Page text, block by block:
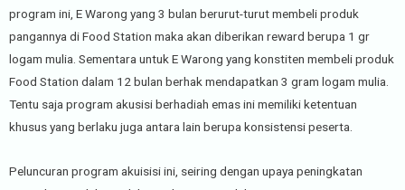
program ini, E Warong yang 3 bulan berurut-turut membeli produk
pangannya di Food Station maka akan diberikan reward berupa 1 gr
logam mulia. Sementara untuk E Warong yang konstiten membeli produk
Food Station dalam 12 bulan berhak mendapatkan 3 gram logam mulia.
Tentu saja program akusisi berhadiah emas ini memiliki ketentuan
khusus yang berlaku juga antara lain berupa konsistensi peserta.
Peluncuran program akuisisi ini, seiring dengan upaya peningkatan